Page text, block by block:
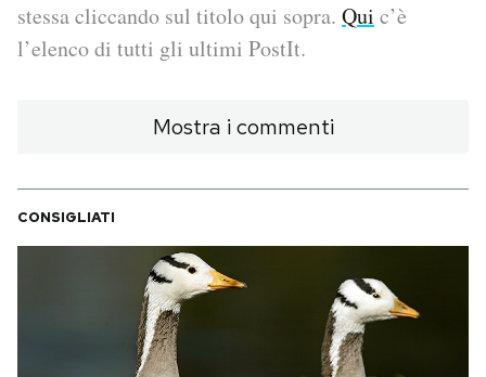
NEWSLETTER
CALENDARIO
AREA PERSONALE
Area Personale
stessa cliccando sul titolo qui sopra. Qui c’è
l’elenco di tutti gli ultimi PostIt.
Mostra i commenti
CONSIGLIATI